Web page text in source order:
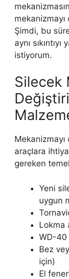
Şimdi, bu
aynı
istiyorum.
Silecek
araçlara
gereken
Yeni
uygun
Lokma
WD-40
Bez
için)
El